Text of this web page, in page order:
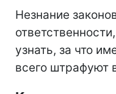
Незнание
узнать, за что
всего штрафуют